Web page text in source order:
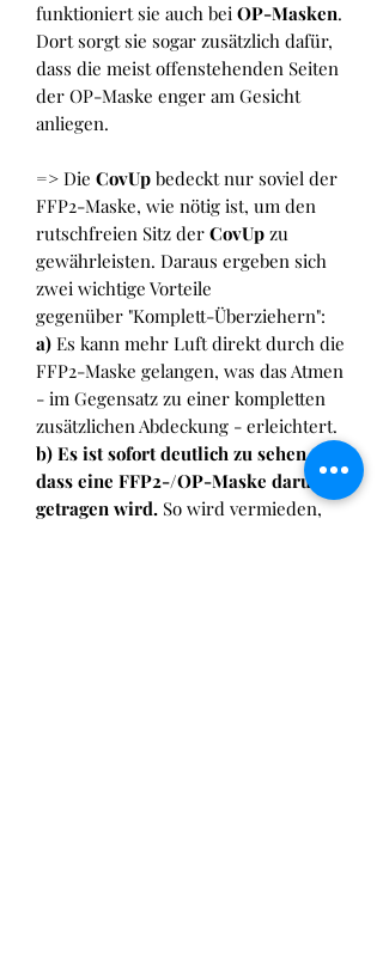
funktioniert sie auch bei OP-Masken.
Dort sorgt sie sogar zusätzlich dafür,
dass die meist offenstehenden Seiten
der OP-Maske enger am Gesicht
anliegen.
=> Die CovUp bedeckt nur soviel der
FFP2-Maske, wie nötig ist, um den
rutschfreien Sitz der CovUp zu
gewährleisten. Daraus ergeben sich
zwei wichtige Vorteile
gegenüber "Komplett-Überziehern":
a) Es kann mehr Luft direkt durch die
FFP2-Maske gelangen, was das Atmen
- im Gegensatz zu einer kompletten
zusätzlichen Abdeckung - erleichtert.
b) Es ist sofort deutlich zu sehen,
dass eine FFP2-/OP-Maske darunter
getragen wird. So wird vermieden,